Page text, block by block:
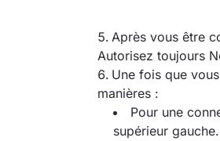
Après vous être
Autorisez toujours
Une fois que
manières :
Pour une
supérieur gauche.